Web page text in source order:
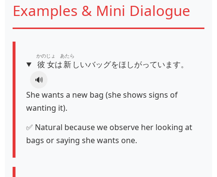
Examples & Mini Dialogue
彼女
かのじょ
は新
あたら
しいバッグをほしがっています。
🔊
She wants a new bag (she shows signs of
wanting it).
✅ Natural because we observe her looking at
bags or saying she wants one.